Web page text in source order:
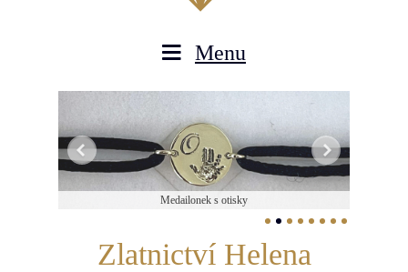
Menu
Náramek s vltavínem
Medailonek s otisky
Zlatnictví Helena